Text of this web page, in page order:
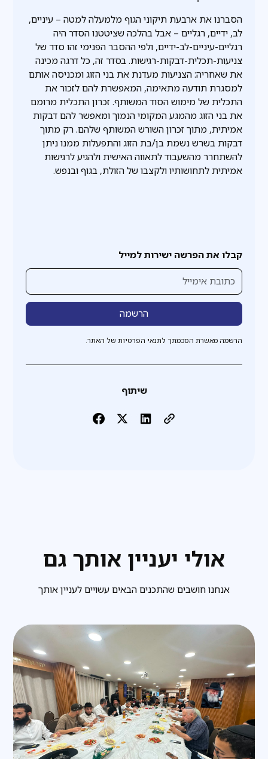
קבלו את הפרשה ישירות למייל
הרשמה מאשרת הסכמתך לתנאי הפרטיות של האתר.
שיתוף
הסברנו את ארבעת תיקוני הגוף מלמעלה למטה – עיניים,
לב, ידיים, רגליים – אבל בהלכה שציטטנו הסדר היה
רגליים-עיניים-לב-ידיים, ולפי ההסבר הפנימי זהו סדר של
צניעות-תכלית-דבקות-רגישות. בסדר זה, כל דרגה מכינה
את שאחריה: הצניעות מעדנת את בני הזוג ומכניסה אותם
למסגרת תודעה מתאימה, המאפשרת להם לזכור את
התכלית של מימוש הסוד המשותף. זכרון התכלית מרומם
את בני הזוג מהמגע המקומי הנמוך ומאפשר להם דבקות
אמיתית, מתוך זכרון השורש המשותף שלהם. רק מתוך
דבקות בשרש נשמת בן/בת הזוג והתפעלות ממנו ניתן
להשתחרר מהשעבוד לתאווה האישית ולהגיע לרגישות
אמיתית לתחושותיו ולקצבו של הזולת, בגוף ובנפש.
אולי יעניין אותך גם
אנחנו חושבים שהתכנים הבאים עשויים לעניין אותך